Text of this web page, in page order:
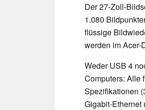
Der 27-Zoll-
1.080
flüssige
werden im Acer-
Weder USB 4
Computers: Alle
Spezifikationen
Gigabit-Ethernet